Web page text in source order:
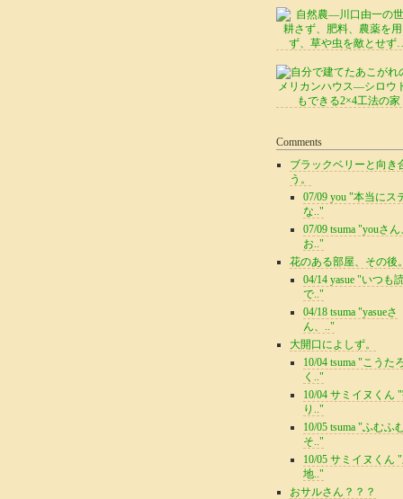
Comments
ブラックベリーと向き
う。
07/09 you "本当にス
な.."
07/09 tsuma "youさん
お.."
花のある部屋、その後。
04/14 yasue "いつも
で.."
04/18 tsuma "yasueさ
ん、.."
大開口によしず。
10/04 tsuma "こうた
く.."
10/04 サミイヌくん "
り.."
10/05 tsuma "ふむふむ
そ.."
10/05 サミイヌくん
地.."
おサルさん？？？